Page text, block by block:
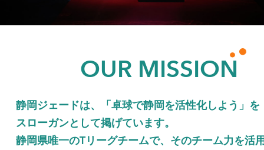
OUR MISSION
静岡ジェードは、「卓球で静岡を活性化しよう」を
スローガンとして掲げています。
静岡県唯一のTリーグチームで、そのチーム力を活